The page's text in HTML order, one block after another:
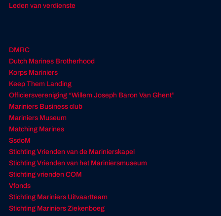
Leden van verdienste
DMRC
Dutch Marines Brotherhood
Korps Mariniers
Keep Them Landing
Officiersvereniging “Willem Joseph Baron Van Ghent”
Mariniers Business club
Mariniers Museum
Matching Marines
SsdoM
Stichting Vrienden van de Marinierskapel
Stichting Vrienden van het Mariniersmuseum
Stichting vrienden COM
Vfonds
Stichting Mariniers Uitvaartteam
Stichting Mariniers Ziekenboeg